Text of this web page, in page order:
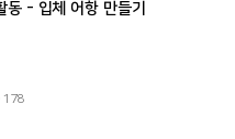
- 입체 어항 만들기
178